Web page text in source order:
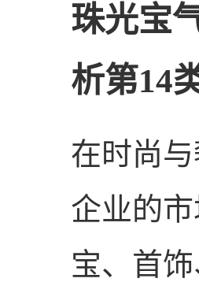
珠光宝
析第14
在时尚
企业的
宝、首